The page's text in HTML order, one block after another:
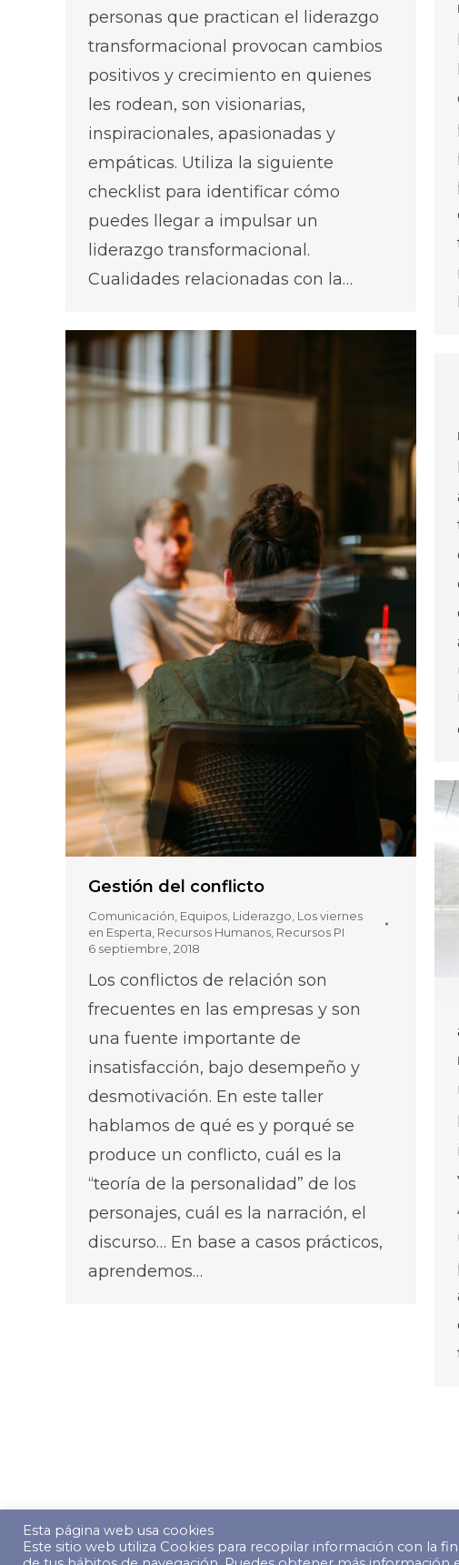
personas que practican el liderazgo
transformacional provocan cambios
positivos y crecimiento en quienes
les rodean, son visionarias,
inspiracionales, apasionadas y
empáticas. Utiliza la siguiente
checklist para identificar cómo
puedes llegar a impulsar un
liderazgo transformacional.
Cualidades relacionadas con la…
Gestión del conflicto
Comunicación Equipos Liderazgo Los viernes
en Esperta Recursos Humanos Recursos PI
6 septiembre, 2018
Los conflictos de relación son
frecuentes en las empresas y son
una fuente importante de
insatisfacción, bajo desempeño y
desmotivación. En este taller
hablamos de qué es y porqué se
produce un conflicto, cuál es la
“teoría de la personalidad” de los
personajes, cuál es la narración, el
discurso… En base a casos prácticos,
aprendemos…
© Copyright 2022 The Predictive Index. Todos los derechos
Esta página web usa cookies
Este sitio web utiliza Cookies para recopilar información con la